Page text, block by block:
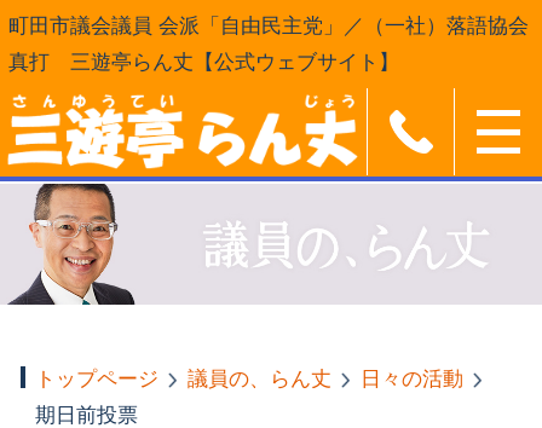
町田市議会議員 会派「自由民主党」／（一社）落語協会
真打 三遊亭らん丈【公式ウェブサイト】
トップページ 議員の、らん丈
日々の活動
期日前投票